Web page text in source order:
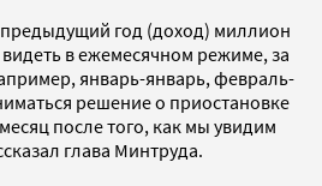
год (доход) миллион
в ежемесячном режиме, за
январь-январь, февраль-
решение о приостановке
после того, как мы увидим
глава Минтруда.